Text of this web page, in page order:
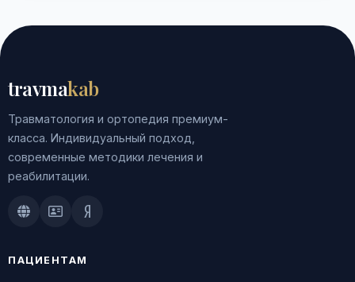
travmakab
Травматология и ортопедия премиум-
класса. Индивидуальный подход,
современные методики лечения и
реабилитации.
Doctu.ruПроДокторов
Яндекс.Здоровье
ПАЦИЕНТАМ